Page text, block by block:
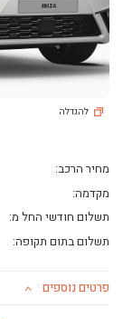
להגדלה
מחיר הרכב:
מקדמה:
תשלום חודשי החל מ:
תשלום בתום תקופה:
פרטים נוספים